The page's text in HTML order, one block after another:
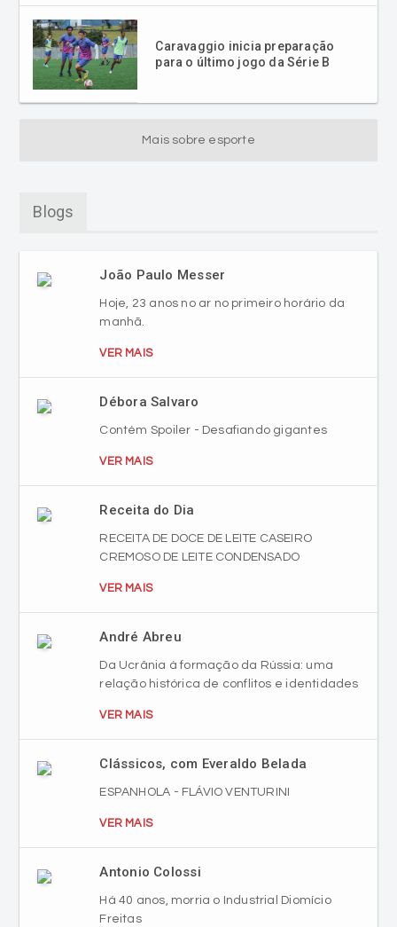
Caravaggio inicia preparação
para o último jogo da Série B
Mais sobre esporte
Blogs
João Paulo Messer
Hoje, 23 anos no ar no primeiro horário da
manhã.
VER MAIS
Débora Salvaro
Contém Spoiler - Desafiando gigantes
VER MAIS
Receita do Dia
RECEITA DE DOCE DE LEITE CASEIRO
CREMOSO DE LEITE CONDENSADO
VER MAIS
André Abreu
Da Ucrânia à formação da Rússia: uma
relação histórica de conflitos e identidades
VER MAIS
Clássicos, com Everaldo Belada
ESPANHOLA - FLÁVIO VENTURINI
VER MAIS
Antonio Colossi
Há 40 anos, morria o Industrial Diomício
Freitas